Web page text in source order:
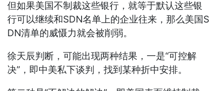
但如果美国不制裁这些银行，就等于默认这些银
行可以继续和SDN名单上的企业往来，那么美国S
DN清单的威慑力就会被削弱。
徐天辰判断，可能出现两种结果，一是“可控解
决”，即中美私下谈判，找到某种折中安排。